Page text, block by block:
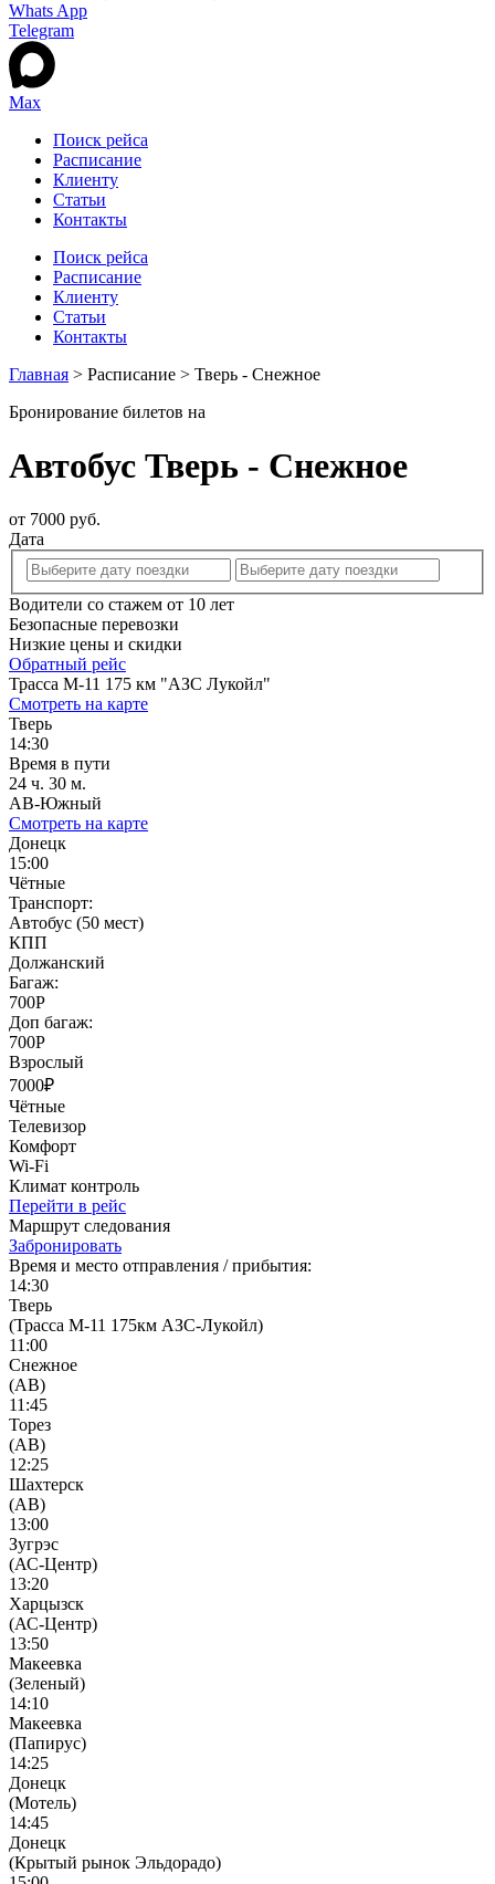
Whats App
Telegram
Max
Поиск рейса
Расписание
Клиенту
Статьи
Контакты
Поиск рейса
Расписание
Клиенту
Статьи
Контакты
Главная > Расписание > Тверь - Снежное
Бронирование билетов на
Автобус Тверь - Снежное
от 7000 руб.
Дата
Водители со стажем от 10 лет
Безопасные перевозки
Низкие цены и скидки
Обратный рейс
Трасса М-11 175 км "АЗС Лукойл"
Смотреть на карте
Тверь
14:30
Время в пути
24 ч. 30 м.
АВ-Южный
Смотреть на карте
Донецк
15:00
Чётные
Транспорт:
Автобус (50 мест)
КПП
Должанский
Багаж:
700Р
Доп багаж:
700Р
Взрослый
7000₽
Чётные
Телевизор
Комфорт
Wi-Fi
Климат контроль
Перейти в рейс
Маршрут следования
Забронировать
Время и место отправления / прибытия:
14:30
Тверь
(Трасса М-11 175км АЗС-Лукойл)
11:00
Снежное
(АВ)
11:45
Торез
(АВ)
12:25
Шахтерск
(АВ)
13:00
Зугрэс
(АС-Центр)
13:20
Харцызск
(АС-Центр)
13:50
Макеевка
(Зеленый)
14:10
Макеевка
(Папирус)
14:25
Донецк
(Мотель)
14:45
Донецк
(Крытый рынок Эльдорадо)